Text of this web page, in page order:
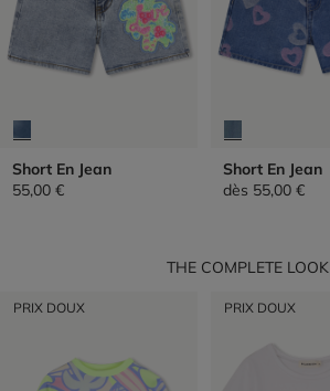
Short En Jean
55,00 €
Short En Jean
dès 55,00 €
THE COMPLETE LOOK
PRIX DOUX PRIX DOUX